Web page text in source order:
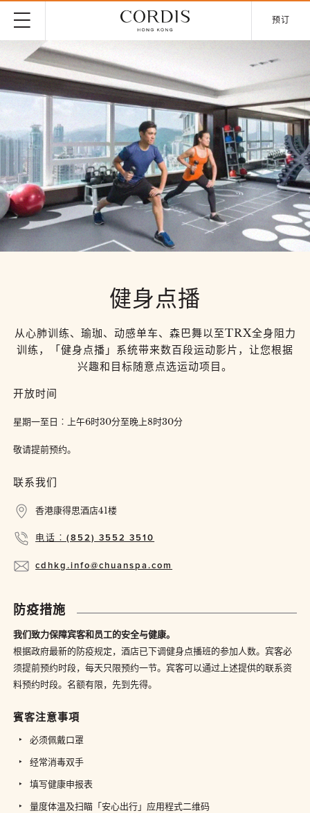
预订
健身点播
从心肺训练、瑜珈、动感单车、森巴舞以至TRX全身阻力
训练，「健身点播」系统带来数百段运动影片，让您根据
兴趣和目标随意点选运动项目。
开放时间
星期一至日︰上午6时30分至晚上8时30分
敬请提前预约。
联系我们
香港康得思酒店41楼
电话︰(852) 3552 3510
cdhkg.info@chuanspa.com
防疫措施
我们致力保障宾客和员工的安全与健康。
根据政府最新的防疫规定，酒店已下调健身点播班的参加人数。宾客必
须提前预约时段，每天只限预约一节。宾客可以通过上述提供的联系资
料预约时段。名额有限，先到先得。
賓客注意事項
必须佩戴口罩
经常消毒双手
填写健康申报表
量度体温及扫瞄「安心出行」应用程式二维码